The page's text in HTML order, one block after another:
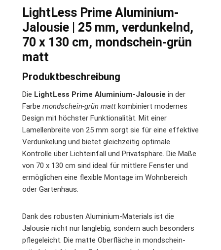
LightLess Prime Aluminium-
Jalousie | 25 mm, verdunkelnd,
70 x 130 cm, mondschein-grün
matt
Produktbeschreibung
Die LightLess Prime Aluminium-Jalousie in der
Farbe mondschein-grün matt kombiniert modernes
Design mit höchster Funktionalität. Mit einer
Lamellenbreite von 25 mm sorgt sie für eine effektive
Verdunkelung und bietet gleichzeitig optimale
Kontrolle über Lichteinfall und Privatsphäre. Die Maße
von 70 x 130 cm sind ideal für mittlere Fenster und
ermöglichen eine flexible Montage im Wohnbereich
oder Gartenhaus.
Dank des robusten Aluminium-Materials ist die
Jalousie nicht nur langlebig, sondern auch besonders
pflegeleicht. Die matte Oberfläche in mondschein-